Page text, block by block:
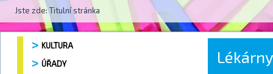
Jste zde:Titulní stránka
KULTURA
ÚŘADY
Lékárny